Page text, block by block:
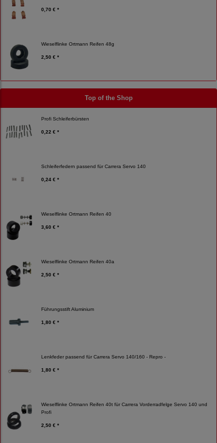
0,70 € *
Wieselflinke Ortmann Reifen 48g
2,50 € *
Top of the Shop
Profi Schleiferbürsten
0,22 € *
Schleiferfedern passend für Carrera Servo 140
0,24 € *
Wieselflinke Ortmann Reifen 40
3,60 € *
Wieselflinke Ortmann Reifen 40a
2,50 € *
Führungsstift Aluminium
1,80 € *
Lenkfeder passend für Carrera Servo 140/160 - Repro -
1,80 € *
Wieselflinke Ortmann Reifen 40t für Carrera Vorderradfelge Servo 140 und
Profi
2,50 € *